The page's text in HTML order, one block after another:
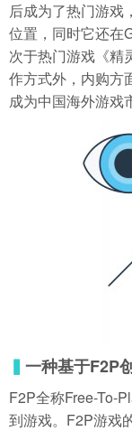
后成为了热门游戏
位置，同时它还在
次于热门游戏《精
作方式外，内购方
成为中国海外游戏
▍一种基于F2P
F2P全称Free-To-
到游戏。F2P游戏